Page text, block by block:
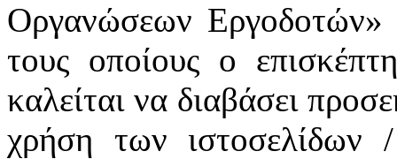
Οργανώσεων Εργοδοτών»
τους οποίους ο
καλείται να διαβάσει
χρήση των ιστοσελίδων